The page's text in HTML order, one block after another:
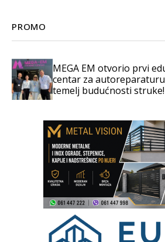
PROMO
MEGA EM otvorio prvi
centar za
temelj budućnosti struke!